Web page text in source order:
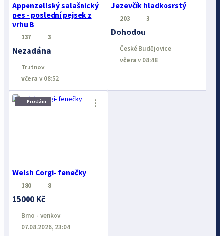
Appenzellský salašnický
pes - poslední pejsek z
vrhu B
137 3
Nezadána
Trutnov
včera v 08:52
Jezevčík hladkosrstý
203 3
Dohodou
České Budějovice
včera v 08:48
Prodám
Welsh Corgi- fenečky
⋮
180 8
15000 Kč
Brno - venkov
07.08.2026, 23:04